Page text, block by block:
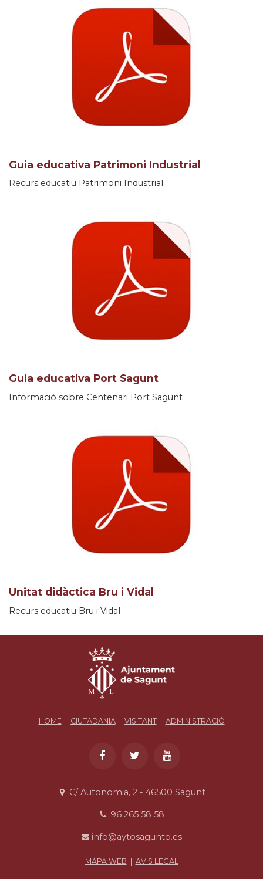
Guia educativa Patrimoni Industrial
Recurs educatiu Patrimoni Industrial
Guia educativa Port Sagunt
Informació sobre Centenari Port Sagunt
Unitat didàctica Bru i Vidal
Recurs educatiu Bru i Vidal
HOME | CIUTADANIA| VISITANT| ADMINISTRACIÓ
C/ Autonomia, 2 - 46500 Sagunt
96 265 58 58
info@aytosagunto.es
MAPA WEB | AVIS LEGAL